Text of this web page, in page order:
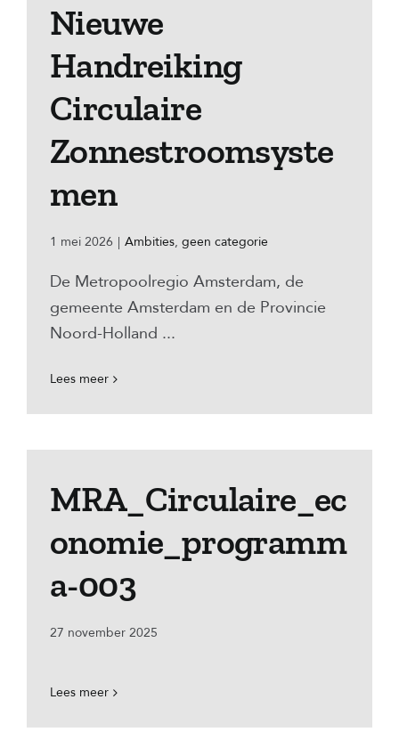
Nieuwe
Handreiking
Circulaire
Zonnestroomsyste
men
1 mei 2026 | Ambities, geen categorie
De Metropoolregio Amsterdam, de
gemeente Amsterdam en de Provincie
Noord-Holland ...
Lees meer
MRA_Circulaire_ec
onomie_programm
a-003
27 november 2025
Lees meer